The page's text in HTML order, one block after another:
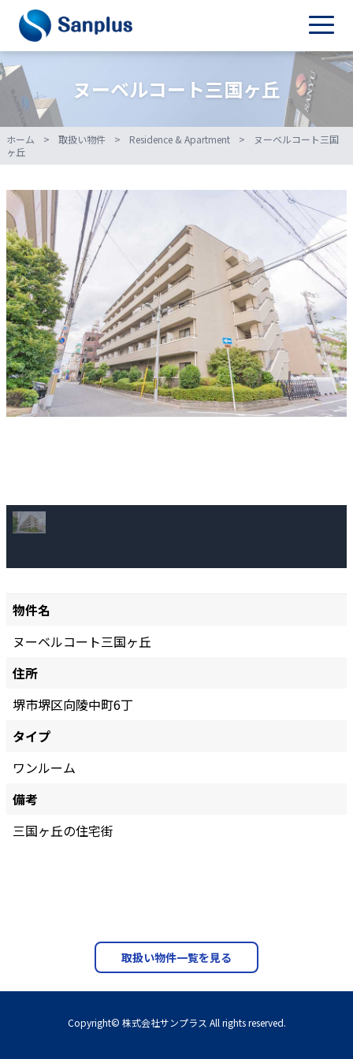
ヌーベルコート三国ヶ丘
ホーム > 取扱い物件 > Residence & Apartment >
ヌーベルコート三国
ヶ丘
物件名
ヌーベルコート三国ヶ丘
住所
堺市堺区向陵中町6丁
タイプ
ワンルーム
備考
三国ヶ丘の住宅街
取扱い物件一覧を見る
Copyright© 株式会社サンプラス All rights reserved.